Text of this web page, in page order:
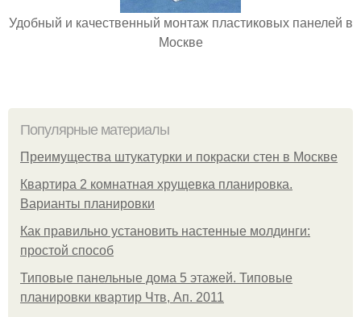
Удобный и качественный монтаж пластиковых панелей в
Москве
Популярные материалы
Преимущества штукатурки и покраски стен в Москве
Квартира 2 комнатная хрущевка планировка.
Варианты планировки
Как правильно установить настенные молдинги:
простой способ
Типовые панельные дома 5 этажей. Типовые
планировки квартир Чтв, Ап. 2011